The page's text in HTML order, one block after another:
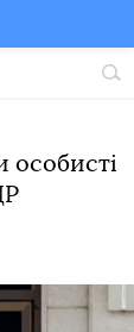
особисті